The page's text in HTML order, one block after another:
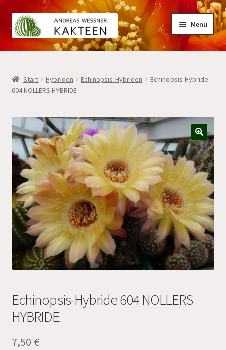
Zur
Navigation
springen
Zum
Inhalt
springen
Menü
Kakteen
Hybriden
Mein Konto
Warenkorb
Start Hybriden Echinopsis-Hybriden
Echinopsis-Hybride
604 NOLLERS HYBRIDE
🔍
Echinopsis-Hybride 604 NOLLERS
HYBRIDE
7,50 €